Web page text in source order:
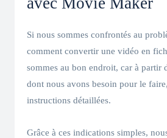
Si nous sommes confrontés au
comment convertir une vidéo en
sommes au bon endroit, car à partir
dont nous avons besoin pour le
instructions détaillées.
Grâce à ces indications simples,